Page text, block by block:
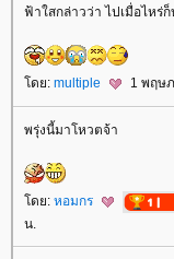
ฟ้าใสกล่าวว่า ไปเมื่อไหร่
ดย: multiple 1 พฤษ
พรุ่งนี้มาโหวตจ้า
ดย: หอมกร
น.